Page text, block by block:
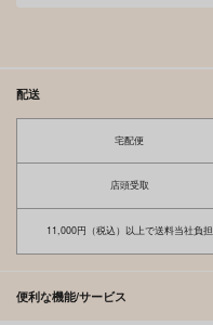
配送
宅配便
店頭受取
11,000円（税込）以上で送料当社負担
便利な機能/サービス